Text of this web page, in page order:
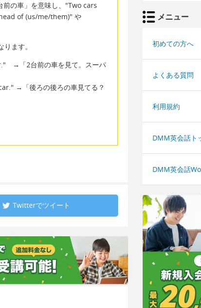
の車」を意味し、"Two cars
of (us/me/them)" や
ます。
→「2台前の車を見て。スーパ
→「後ろの後ろの車見てる？
Twitterでツイート
メニュー
初めての方へ
よくある質問
利用規約
DMM英会話ト
DMM英会話